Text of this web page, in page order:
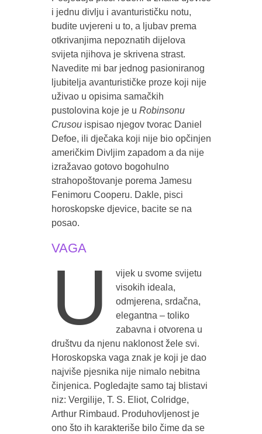
i jednu divlju i avanturističku notu,
budite uvjereni u to, a ljubav prema
otkrivanjima nepoznatih dijelova
svijeta njihova je skrivena strast.
Navedite mi bar jednog pasioniranog
ljubitelja avanturističke proze koji nije
uživao u opisima samačkih
pustolovina koje je u Robinsonu
Crusouispisao njegov tvorac Daniel
Defoe, ili dječaka koji nije bio opčinjen
američkim Divljim zapadom a da nije
izražavao gotovo bogohulno
strahopoštovanje porema Jamesu
Fenimoru Cooperu. Dakle, pisci
horoskopske djevice, bacite se na
posao.
VAGA
U
vijek u svome svijetu
visokih ideala,
odmjerena, srdačna,
elegantna – toliko
zabavna i otvorena u
društvu da njenu naklonost žele svi.
Horoskopska vaga znak je koji je dao
najviše pjesnika nije nimalo nebitna
činjenica. Pogledajte samo taj blistavi
niz: Vergilije, T. S. Eliot, Colridge,
Arthur Rimbaud. Produhovljenost je
ono što ih karakteriše bilo čime da se